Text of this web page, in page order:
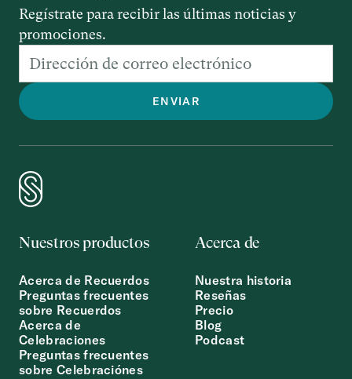
Regístrate para recibir las últimas noticias y
promociones.
Nuestros productos
Acerca de Recuerdos
Preguntas frecuentes
sobre Recuerdos
Acerca de
Celebraciones
Preguntas frecuentes
sobre Celebraciónes
Acerca de
Nuestra historia
Reseñas
Precio
Blog
Podcast